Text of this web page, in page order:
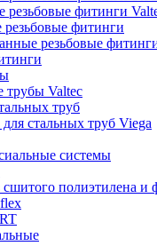
резьбовые фитинги
фитинги
резьбовые
трубы Valtec
труб
стальных труб Viega
системы
полиэтилена и